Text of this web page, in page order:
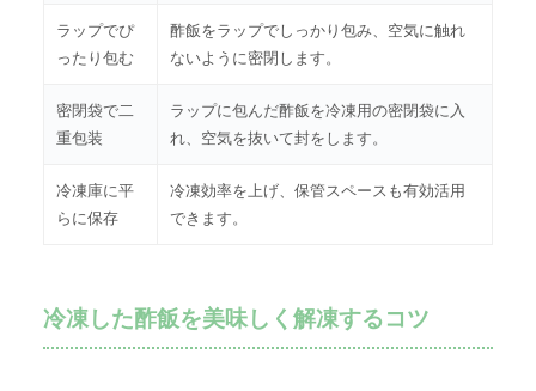
ラップでぴ
ったり包む
酢飯をラップでしっかり包み、空気に触れ
ないように密閉します。
密閉袋で二
重包装
ラップに包んだ酢飯を冷凍用の密閉袋に入
れ、空気を抜いて封をします。
冷凍庫に平
らに保存
冷凍効率を上げ、保管スペースも有効活用
できます。
冷凍した酢飯を美味しく解凍するコツ